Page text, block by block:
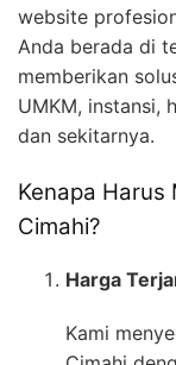
website
Anda berada di
memberikan
UMKM, instansi,
dan sekitarnya.
Kenapa Harus
Cimahi?
Harga
Kami